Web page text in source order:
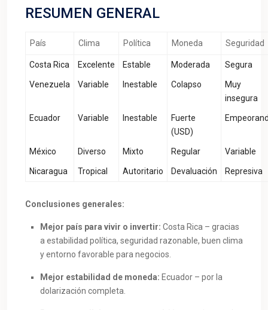
RESUMEN GENERAL
País Clima Política Moneda Seguridad
Costa Rica Excelente Estable Moderada Segura
Venezuela Variable Inestable Colapso
Muy
insegura
Ecuador Variable Inestable
Fuerte
(USD)
México Diverso Mixto Regular Variable
Nicaragua Tropical Autoritario Devaluación Represiva
Conclusiones generales:
Mejor país para vivir o invertir: Costa Rica – gracias
a estabilidad política, seguridad razonable, buen clima
y entorno favorable para negocios.
Mejor estabilidad de moneda: Ecuador – por la
dolarización completa.